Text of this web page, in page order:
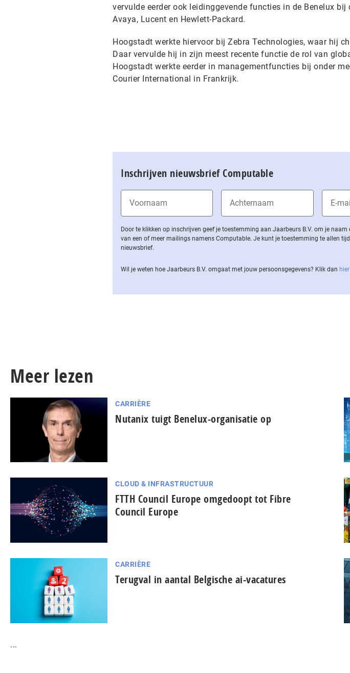
vervulde eerder ook leidinggevende functies in de Benelux bij
Avaya, Lucent en Hewlett-Packard.
Hoogstadt werkte hiervoor bij Zebra Technologies, waar hij
Daar vervulde hij in zijn meest recente functie de rol van
Hoogstadt werkte eerder in managementfuncties bij onder
Courier International in Frankrijk.
Inschrijven nieuwsbrief Computable
Door te klikken op inschrijven geef je toestemming aan Jaarbeurs B.V. om je naam
van een of meer mailings namens Computable. Je kunt je toestemming te allen
nieuwsbrief.
Wil je weten hoe Jaarbeurs B.V. omgaat met jouw per­soons­ge­ge­vens? Klik dan hier
Meer lezen
CARRIÈRE
Nutanix tuigt Benelux-organisatie op
CLOUD & INFRASTRUCTUUR
FTTH Council Europe omgedoopt tot Fibre
Council Europe
CARRIÈRE
Terugval in aantal Belgische ai-vacatures
...